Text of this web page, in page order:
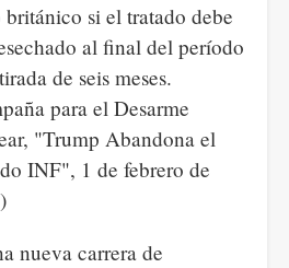
británico si el tratado debe
al final del período
de seis meses.
para el Desarme
"Trump Abandona el
INF", 1 de febrero de
nueva carrera de